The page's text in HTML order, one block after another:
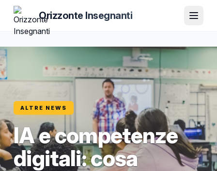
Orizzonte Insegnanti
ALTRE NEWS
IA e competenze
digitali: cosa